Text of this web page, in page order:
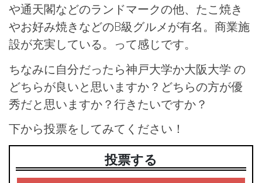
や通天閣などのランドマークの他、たこ焼き
やお好み焼きなどのB級グルメが有名。商業施
設が充実している。って感じです。
ちなみに自分だったら神戸大学か大阪大学 の
どちらが良いと思いますか？どちらの方が優
秀だと思いますか？行きたいですか？
下から投票をしてみてください！
投票する